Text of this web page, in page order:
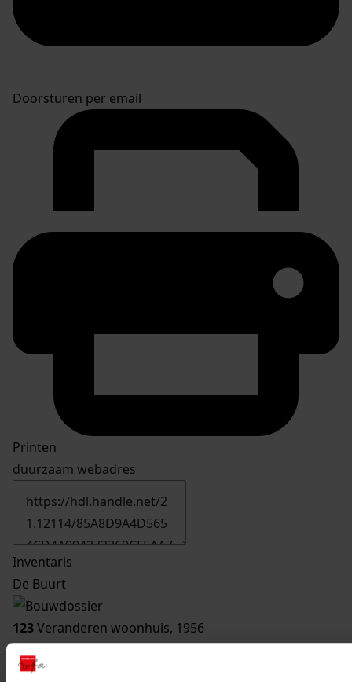
Doorsturen per email
Printen
duurzaam webadres
Inventaris
De Buurt
123Veranderen woonhuis, 1956
Datering:
1956